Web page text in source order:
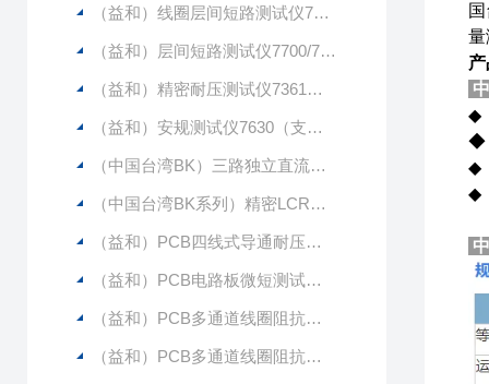
（益和）线圈层间短路测试仪7710
（益和）层间短路测试仪7700/7710/7720
（益和）精密耐压测试仪7361（支持多通道）
（益和）安规测试仪7630（支持多通道测试）
（中国台湾BK）三路独立直流电源LPS505N-MO（原 茂迪品牌）
（中国台湾BK系列）精密LCR表 BK891（20HZ-300KHZ）（原 茂迪品牌）
（益和）PCB四线式导通耐压测试仪9331
（益和）PCB电路板微短测试仪9333+6420
（益和）PCB多通道线圈阻抗测试仪9332-64
（益和）PCB多通道线圈阻抗测试仪9332-48
量
◆
◆
◆